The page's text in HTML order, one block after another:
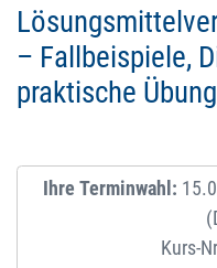
– Fallbeispiele,
praktische
Ihre Terminwahl:
Kurs-